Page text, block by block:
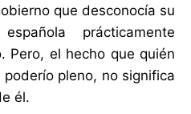
que desconocía su
prácticamente
Pero, el hecho que quién
pleno, no significa
él.